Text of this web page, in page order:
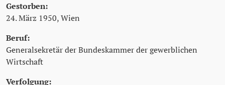
Gestorben:
24. März 1950, Wien
Beruf:
Generalsekretär der Bundeskammer der gewerblichen
Wirtschaft
Verfolgung: